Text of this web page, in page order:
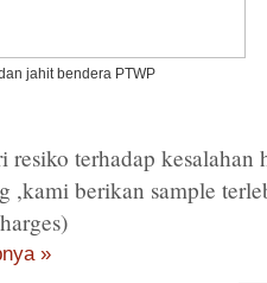
jahit bendera PTWP
resiko terhadap
,kami berikan sample
»